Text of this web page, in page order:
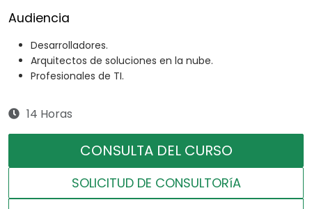
Audiencia
Desarrolladores.
Arquitectos de soluciones en la nube.
Profesionales de TI.
14 Horas
CONSULTA DEL CURSO
SOLICITUD DE CONSULTORíA